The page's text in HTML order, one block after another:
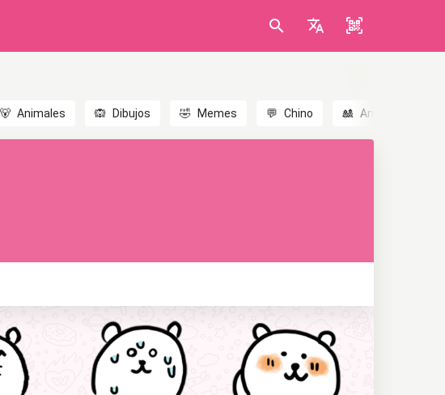
🐻 Animales 🙉 Dibujos 🤣 Memes 💬 Chino 🎎 Anime